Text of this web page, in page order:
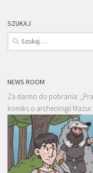
SZUKAJ
Szukaj:
NEWS ROOM
Za darmo do pobrania:
komiks o archeologii Mazur